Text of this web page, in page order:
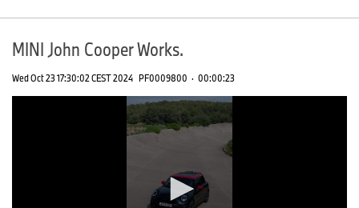
MINI John Cooper Works.
Wed Oct 23 17:30:02 CEST 2024 PF0009800 · 00:00:23